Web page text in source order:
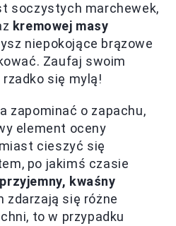
soczystych marchewek,
kremowej masy
niepokojące brązowe
Zaufaj swoim
się mylą!
zapominać o zapachu,
element oceny
cieszyć się
po jakimś czasie
kwaśny
zdarzają się różne
to w przypadku